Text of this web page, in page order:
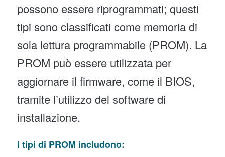
possono essere riprogrammati; questi
tipi sono classificati come memoria di
sola lettura programmabile (PROM). La
PROM può essere utilizzata per
aggiornare il firmware, come il BIOS,
tramite l’utilizzo del software di
installazione.
I tipi di PROM includono: